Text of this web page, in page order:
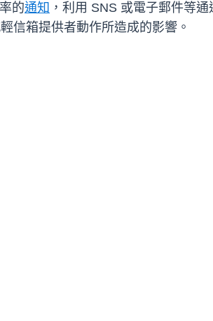
的通知 ，利用 SNS 或電子郵件等通
信箱提供者動作所造成的影響。